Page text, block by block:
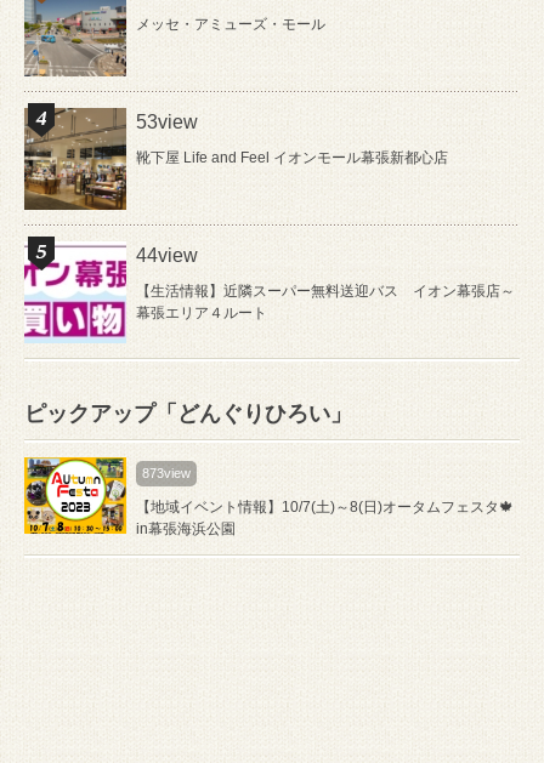
メッセ・アミューズ・モール
53view
靴下屋 Life and Feel イオンモール幕張新都心店
44view
【生活情報】近隣スーパー無料送迎バス イオン幕張店～
幕張エリア４ルート
ピックアップ「どんぐりひろい」
873view
【地域イベント情報】10/7(土)～8(日)オータムフェスタ🍁
in幕張海浜公園